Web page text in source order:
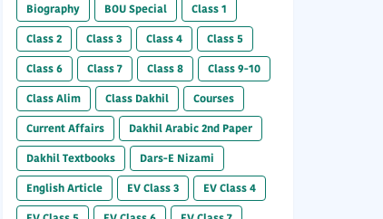
Biography
BOU Special
Class 1
Class 2
Class 3 Class 4
Class 5
Class 6
Class 7 Class 8
Class 9-10
Class Alim
Class Dakhil
Courses
Current Affairs
Dakhil Arabic 2nd Paper
Dakhil Textbooks
Dars-E Nizami
English Article
EV Class 3
EV Class 4